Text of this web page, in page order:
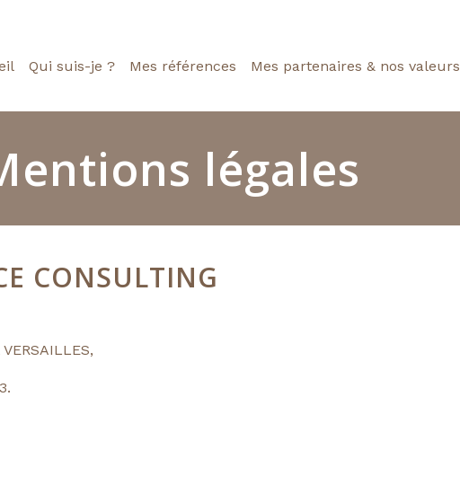
Qui suis-je ? Mes références Mes partenaires & nos valeurs
légales
CONSULTING